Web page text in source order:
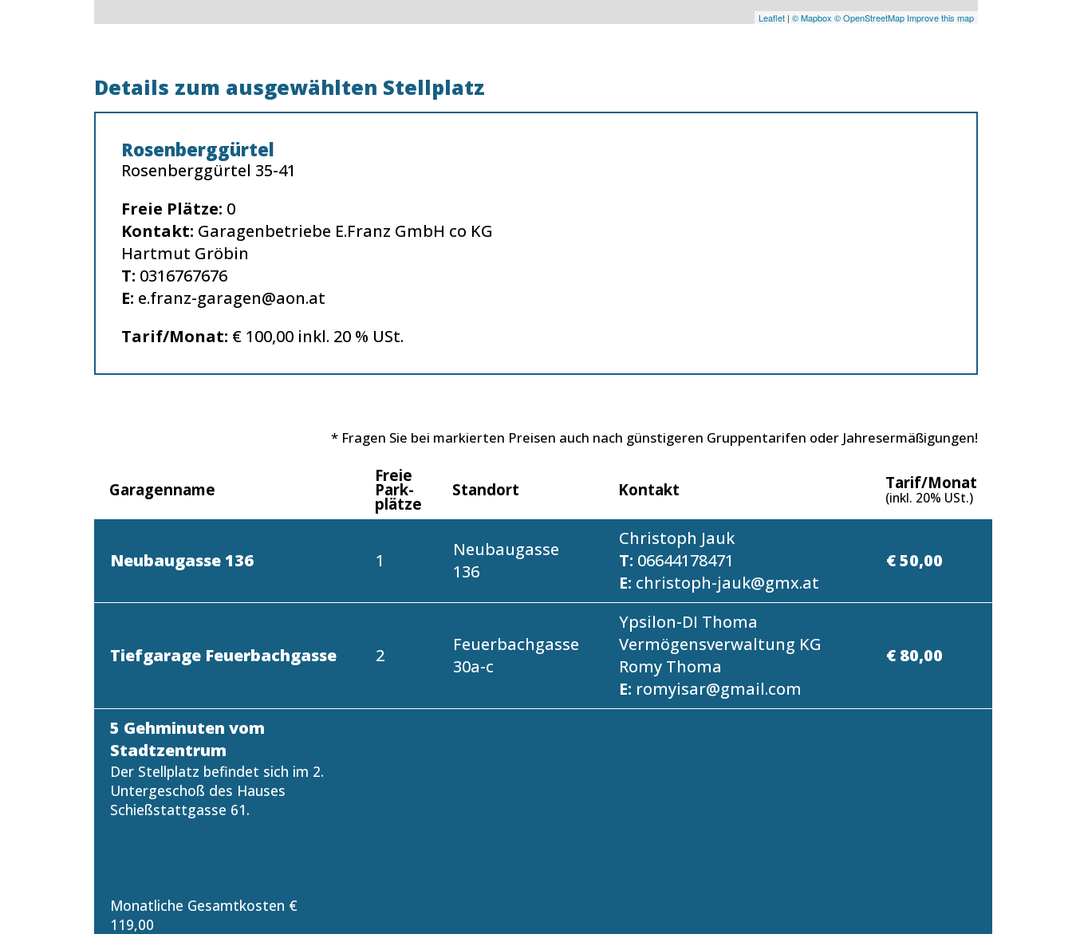
Leaflet| © Mapbox © OpenStreetMap Improve this map
Details zum ausgewählten Stellplatz
Rosenberggürtel
Rosenberggürtel 35-41
Freie Plätze: 0
Kontakt: Garagenbetriebe E.Franz GmbH co KG
Hartmut Gröbin
T: 0316767676
E: e.franz-garagen@aon.at
Tarif/Monat: € 100,00 inkl. 20 % USt.
* Fragen Sie bei markierten Preisen auch nach günstigeren Gruppentarifen oder Jahresermäßigungen!
Garagenname
Freie
Park­
plätze
Standort Kontakt Tarif/Monat
(inkl. 20% USt.)
Neubaugasse 136 1
Neubaugasse
136
Christoph Jauk
T: 06644178471
E: christoph-jauk@gmx.at
€ 50,00
Tiefgarage Feuerbachgasse 2
Feuerbachgasse
30a-c
Ypsilon-DI Thoma
Vermögensverwaltung KG
Romy Thoma
E: romyisar@gmail.com
€ 80,00
5 Gehminuten vom
Stadtzentrum
Der Stellplatz befindet sich im 2.
Untergeschoß des Hauses
Schießstattgasse 61.
Monatliche Gesamtkosten €
119,00